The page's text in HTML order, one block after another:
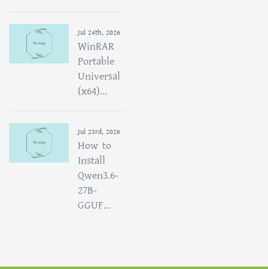
Jul 24th, 2026
WinRAR
Portable
Universal
(x64)...
Jul 23rd, 2026
How to
Install
Qwen3.6-
27B-
GGUF...